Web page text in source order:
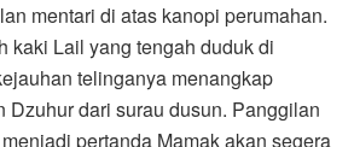
mentari di atas kanopi perumahan.
kaki Lail yang tengah duduk di
telinganya menangkap
Dzuhur dari surau dusun. Panggilan
pertanda Mamak akan segera